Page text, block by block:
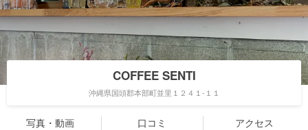
COFFEE SENTI
沖縄県国頭郡本部町並里１２４１-１１
写真・動画 口コミ アクセス